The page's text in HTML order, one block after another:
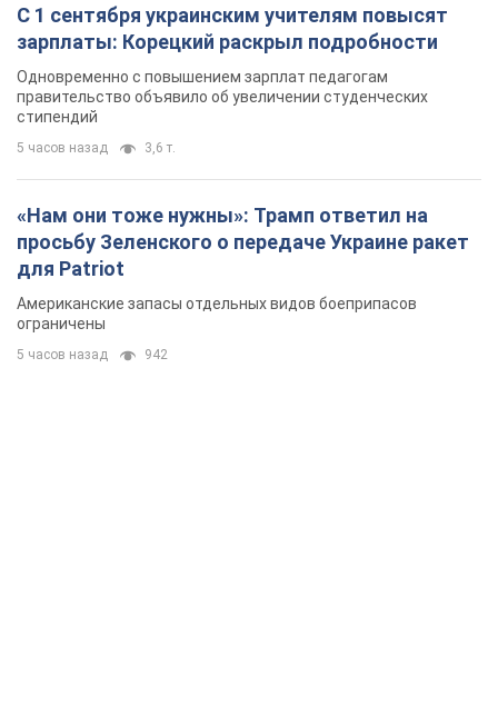
С 1 сентября украинским учителям повысят
зарплаты: Корецкий раскрыл подробности
Одновременно с повышением зарплат педагогам
правительство объявило об увеличении студенческих
стипендий
5 часов назад 3,6 т.
«Нам они тоже нужны»: Трамп ответил на
просьбу Зеленского о передаче Украине ракет
для Patriot
Американские запасы отдельных видов боеприпасов
ограничены
5 часов назад 942